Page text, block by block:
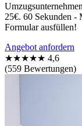
25€. 60 Sekunden -
Formular ausfüllen!
Angebot anfordern
★★★★★ 4,6
(559 Bewertungen)